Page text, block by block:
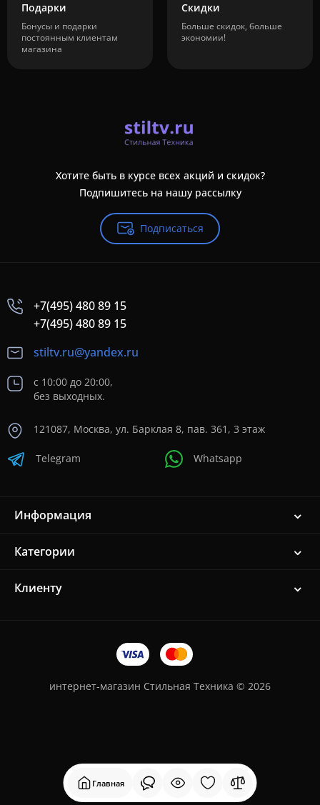
Главная
Подарки
Бонусы и подарки
постоянным клиентам
магазина
Скидки
Больше скидок, больше
экономии!
Хотите быть в курсе всех акций и скидок?
Подпишитесь на нашу рассылку
Подписаться
+7(495) 480 89 15
+7(495) 480 89 15
stiltv.ru@yandex.ru
с 10:00 до 20:00,
без выходных.
121087, Москва, ул. Барклая 8, пав. 361, 3 этаж
Telegram Whatsapp
Информация
Категории
Клиенту
интернет-магазин Стильная Техника © 2026